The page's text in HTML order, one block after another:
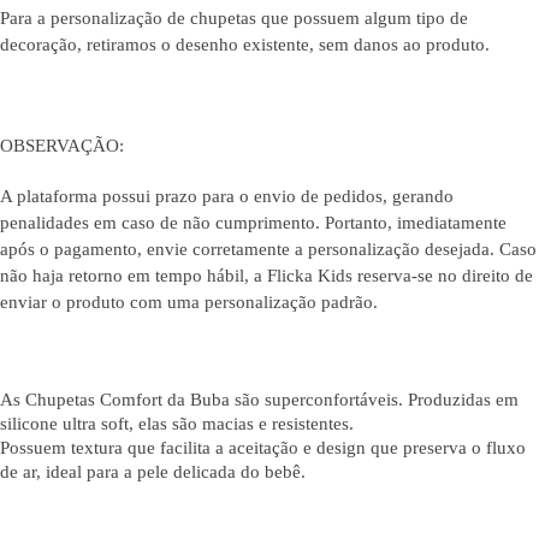
Para a personalização de chupetas que possuem algum tipo de
decoração, retiramos o desenho existente, sem danos ao produto.
OBSERVAÇÃO:
A plataforma possui prazo para o envio de pedidos, gerando
penalidades em caso de não cumprimento. Portanto, imediatamente
após o pagamento, envie corretamente a personalização desejada. Caso
não haja retorno em tempo hábil, a Flicka Kids reserva-se no direito de
enviar o produto com uma personalização padrão.
As Chupetas Comfort da Buba são superconfortáveis. Produzidas em
silicone ultra soft, elas são macias e resistentes.
Possuem textura que facilita a aceitação e design que preserva o fluxo
de ar, ideal para a pele delicada do bebê.